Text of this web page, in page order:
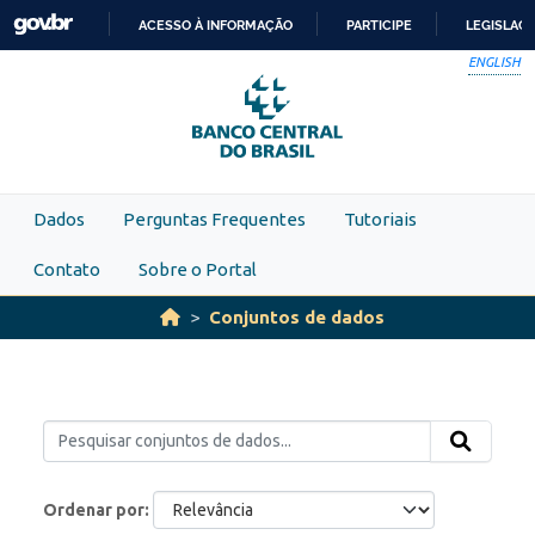
Skip to main content
PARA
O
CONTEÚDO
ACESSO À INFORMAÇÃO PARTICIPE
ENGLISH
Dados Perguntas Frequentes Tutoriais
Contato Sobre o Portal
Conjuntos de dados
Ordenar por